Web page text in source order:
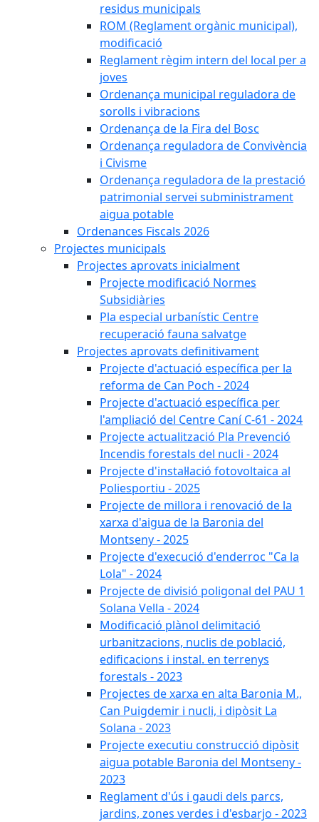
residus municipals
ROM (Reglament orgànic municipal),
modificació
Reglament règim intern del local per a
joves
Ordenança municipal reguladora de
sorolls i vibracions
Ordenança de la Fira del Bosc
Ordenança reguladora de Convivència
i Civisme
Ordenança reguladora de la prestació
patrimonial servei subministrament
aigua potable
Ordenances Fiscals 2026
Projectes municipals
Projectes aprovats inicialment
Projecte modificació Normes
Subsidiàries
Pla especial urbanístic Centre
recuperació fauna salvatge
Projectes aprovats definitivament
Projecte d'actuació específica per la
reforma de Can Poch - 2024
Projecte d'actuació específica per
l'ampliació del Centre Caní C-61 - 2024
Projecte actualització Pla Prevenció
Incendis forestals del nucli - 2024
Projecte d'instal·lació fotovoltaica al
Poliesportiu - 2025
Projecte de millora i renovació de la
xarxa d'aigua de la Baronia del
Montseny - 2025
Projecte d'execució d'enderroc "Ca la
Lola" - 2024
Projecte de divisió poligonal del PAU 1
Solana Vella - 2024
Modificació plànol delimitació
urbanitzacions, nuclis de població,
edificacions i instal. en terrenys
forestals - 2023
Projectes de xarxa en alta Baronia M.,
Can Puigdemir i nucli, i dipòsit La
Solana - 2023
Projecte executiu construcció dipòsit
aigua potable Baronia del Montseny -
2023
Reglament d'ús i gaudi dels parcs,
jardins, zones verdes i d'esbarjo - 2023